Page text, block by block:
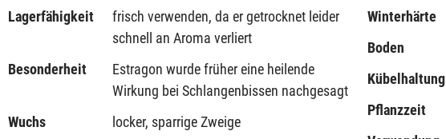
Lagerfähigkeit
frisch verwenden, da er getrocknet leider
schnell an Aroma verliert
Besonderheit
Estragon wurde früher eine heilende
Wirkung bei Schlangenbissen nachgesagt
Wuchs
locker, sparrige Zweige
Winterhärte
Boden
Kübelhaltung
Pflanzzeit